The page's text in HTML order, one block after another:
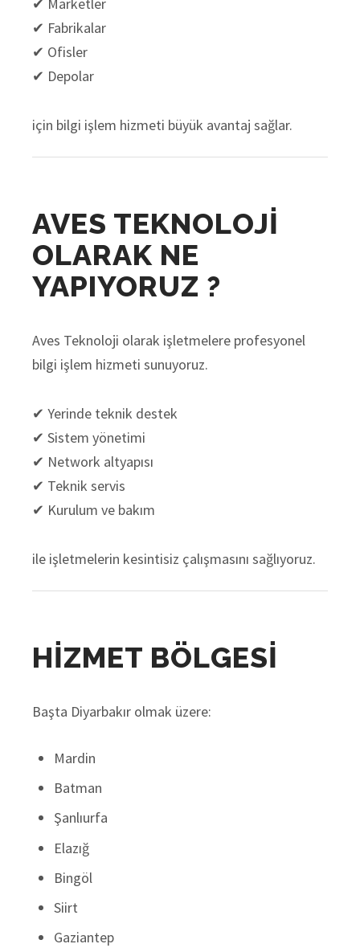
✔ Marketler
✔ Fabrikalar
✔ Ofisler
✔ Depolar
için bilgi işlem hizmeti büyük avantaj sağlar.
AVES TEKNOLOJİ
OLARAK NE
YAPIYORUZ ?
Aves Teknoloji olarak işletmelere profesyonel
bilgi işlem hizmeti sunuyoruz.
✔ Yerinde teknik destek
✔ Sistem yönetimi
✔ Network altyapısı
✔ Teknik servis
✔ Kurulum ve bakım
ile işletmelerin kesintisiz çalışmasını sağlıyoruz.
HİZMET BÖLGESİ
Başta Diyarbakır olmak üzere:
Mardin
Batman
Şanlıurfa
Elazığ
Bingöl
Siirt
Gaziantep